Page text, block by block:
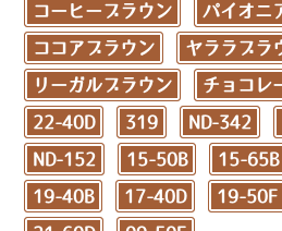
コーヒーブラウン パイオニ
ココアブラウン ヤララブラ
リーガルブラウン チョコレ
22-40D 319 ND-342
ND-152 15-50B 15-65B
19-40B 17-40D 19-50F